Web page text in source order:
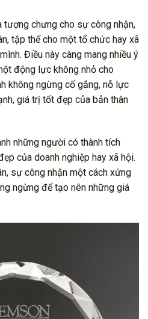
tượng chưng cho sự công nhận,
tập thể cho một tổ chức hay xã
Điều này càng mang nhiều ý
động lực không nhỏ cho
không ngừng cố gắng, nỗ lực
giá trị tốt đẹp của bản thân
những người có thành tích
của doanh nghiệp hay xã hội.
sự công nhận một cách xứng
ngừng để tạo nên những giá